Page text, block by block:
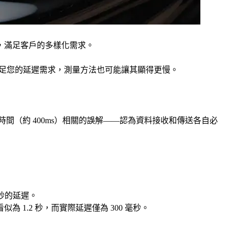
足客戶的多樣化需求。
您的延遲需求，測量方法也可能讓其顯得更慢。
間（約 400ms）相關的誤解——認為資料接收和傳送各自必
的延遲。
為 1.2 秒，而實際延遲僅為 300 毫秒。